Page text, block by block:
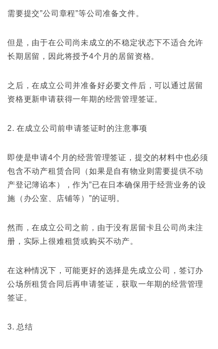
需要提交”公司章程”等公司准备文件。
但是，由于在公司尚未成立的不稳定状态下不适合允许
长期居留，因此将授予4个月的居留资格。
之后，在成立公司并准备好必要文件后，可以通过居留
资格更新申请获得一年期的经营管理签证。
2. 在成立公司前申请签证时的注意事项
即使是申请4个月的经营管理签证，提交的材料中也必须
包含不动产租赁合同（如果是自有物业则需要提供不动
产登记簿谄本），作为”已在日本确保用于经营业务的设
施（办公室、店铺等）”的证明。
然而，在成立公司之前，由于没有居留卡且公司尚未注
册，实际上很难租赁或购买不动产。
在这种情况下，可能更好的选择是先成立公司，签订办
公场所租赁合同后再申请签证，获取一年期的经营管理
签证。
3. 总结